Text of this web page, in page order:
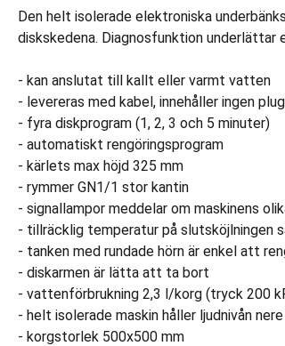
Den helt isolerade elektroniska
diskskedena. Diagnosfunktion underlättar
- kan anslutat till kallt eller varmt vatten
- levereras med kabel, innehåller ingen plug
- fyra diskprogram (1, 2, 3 och 5 minuter)
- automatiskt rengöringsprogram
- kärlets max höjd 325 mm
- rymmer GN1/1 stor kantin
- signallampor meddelar om maskinens
- tillräcklig temperatur på slutsköjlningen
- tanken med rundade hörn är enkel att
- diskarmen är lätta att ta bort
- vattenförbrukning 2,3 l/korg (tryck 200
- helt isolerade maskin håller ljudnivån
- korgstorlek 500x500 mm